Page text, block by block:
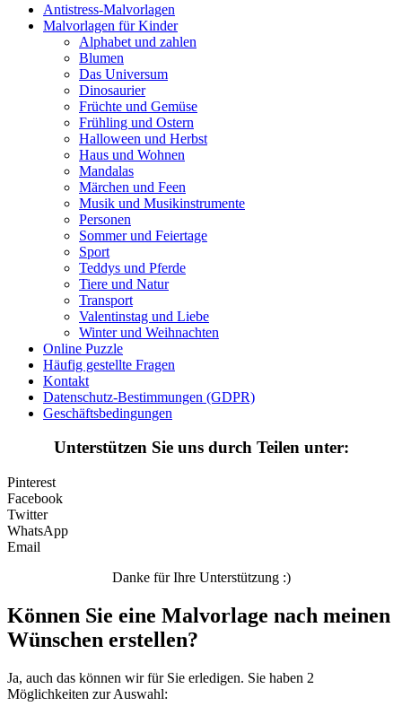
Märchen und Feen
Musik und Musikinstrumente
Sommer und Feiertage
Teddys und Pferde
Tiere und Natur
Valentinstag und Liebe
Winter und Weihnachten
Unkategorisiert
Antistress-Malvorlagen
Malvorlagen für Kinder
Alphabet und zahlen
Blumen
Das Universum
Dinosaurier
Früchte und Gemüse
Frühling und Ostern
Halloween und Herbst
Haus und Wohnen
Mandalas
Märchen und Feen
Musik und Musikinstrumente
Personen
Sommer und Feiertage
Sport
Teddys und Pferde
Tiere und Natur
Transport
Valentinstag und Liebe
Winter und Weihnachten
Online Puzzle
Häufig gestellte Fragen
Kontakt
Datenschutz-Bestimmungen (GDPR)
Geschäftsbedingungen
Unterstützen Sie uns durch Teilen unter:
Pinterest
Facebook
Twitter
WhatsApp
Email
Danke für Ihre Unterstützung :)
Können Sie eine Malvorlage nach meinen
Wünschen erstellen?
Ja, auch das können wir für Sie erledigen. Sie haben 2
Möglichkeiten zur Auswahl: